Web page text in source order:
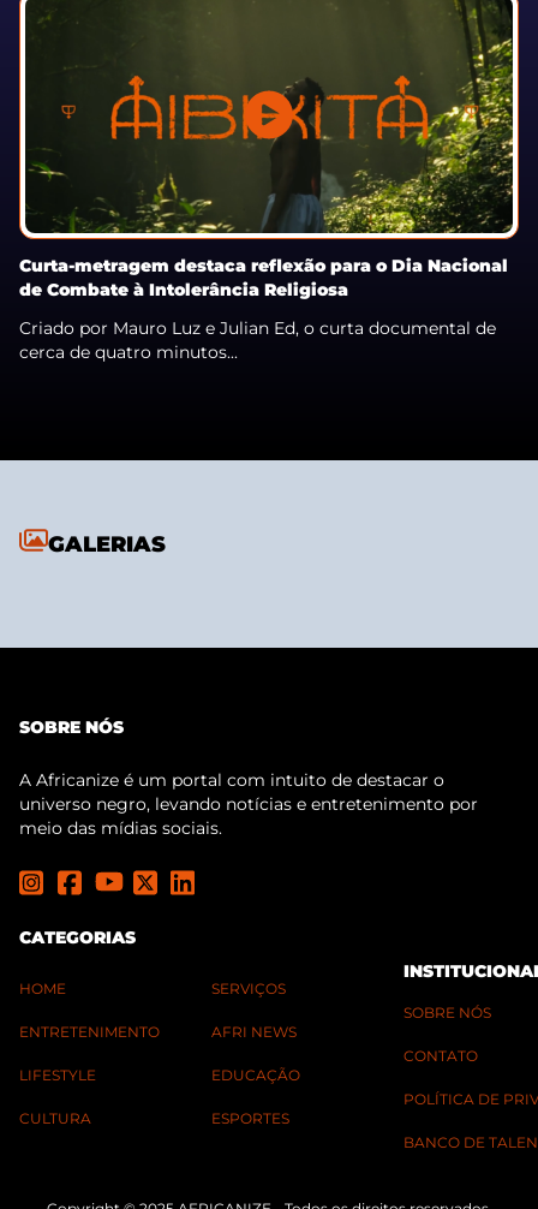
Curta-metragem destaca reflexão para o Dia Nacional
de Combate à Intolerância Religiosa
Criado por Mauro Luz e Julian Ed, o curta documental de
cerca de quatro minutos...
GALERIAS
SOBRE NÓS
A Africanize é um portal com intuito de destacar o
universo negro, levando notícias e entretenimento por
meio das mídias sociais.
CATEGORIAS
HOME
ENTRETENIMENTO
LIFESTYLE
CULTURA
SERVIÇOS
AFRI NEWS
EDUCAÇÃO
ESPORTES
SOBRE NÓS
CONTATO
POLÍTICA DE
BANCO DE